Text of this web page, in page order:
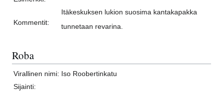
Kommentit:
Itäkeskuksen lukion suosima kantakapakka
tunnetaan revarina.
Roba
Virallinen nimi: Iso Roobertinkatu
Sijainti: